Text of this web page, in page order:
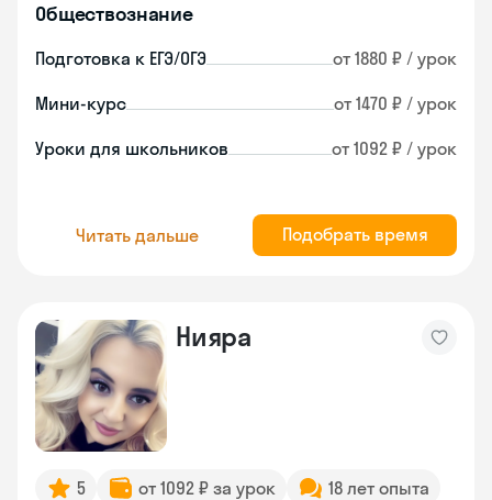
Обществознание
Подготовка к ЕГЭ/ОГЭ от 1880 ₽ / урок
Мини-курс от 1470 ₽ / урок
Уроки для школьников от 1092 ₽ / урок
Читать дальше Подобрать время
Нияра
5 от 1092 ₽ за урок
18 лет опыта